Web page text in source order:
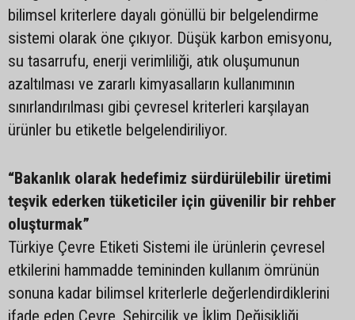
bilimsel kriterlere dayalı gönüllü bir belgelendirme
sistemi olarak öne çıkıyor. Düşük karbon emisyonu,
su tasarrufu, enerji verimliliği, atık oluşumunun
azaltılması ve zararlı kimyasalların kullanımının
sınırlandırılması gibi çevresel kriterleri karşılayan
ürünler bu etiketle belgelendiriliyor.
“Bakanlık olarak hedefimiz sürdürülebilir üretimi
teşvik ederken tüketiciler için güvenilir bir rehber
oluşturmak”
Türkiye Çevre Etiketi Sistemi ile ürünlerin çevresel
etkilerini hammadde temininden kullanım ömrünün
sonuna kadar bilimsel kriterlerle değerlendirdiklerini
ifade eden Çevre, Şehircilik ve İklim Değişikliği